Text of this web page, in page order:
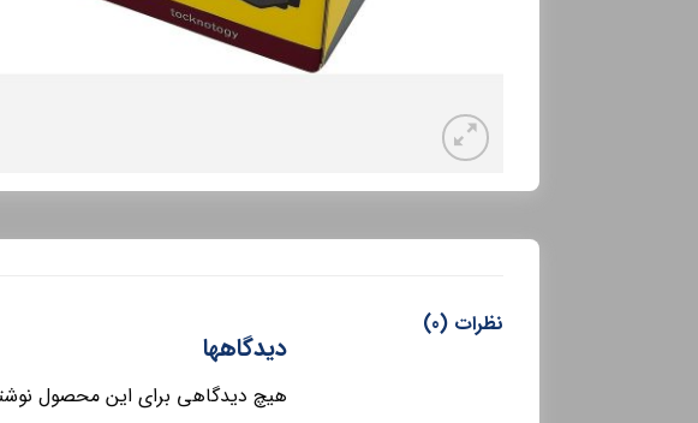
نظرات (0)
دیدگاهها
هیچ دیدگاهی برای این محصول